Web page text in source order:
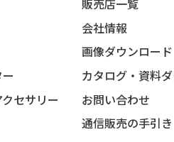
セサリー
販売店一覧
会社情報
画像ダウンロード
カタログ・資料
お問い合わせ
通信販売の手引き